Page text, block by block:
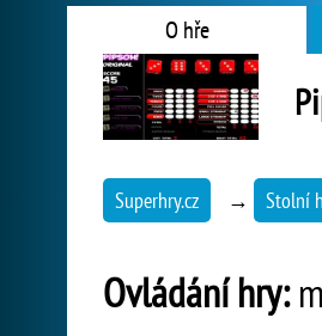
O hře
Superhry.cz → Stolní
Ovládání hry: